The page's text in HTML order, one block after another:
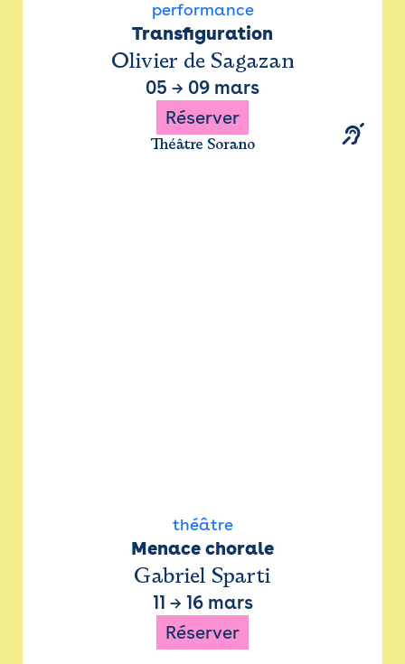
performance
Transfiguration
Olivier de Sagazan
05 → 09 mars
Réserver
Théâtre Sorano
théâtre
Menace chorale
Gabriel Sparti
11 → 16 mars
Réserver